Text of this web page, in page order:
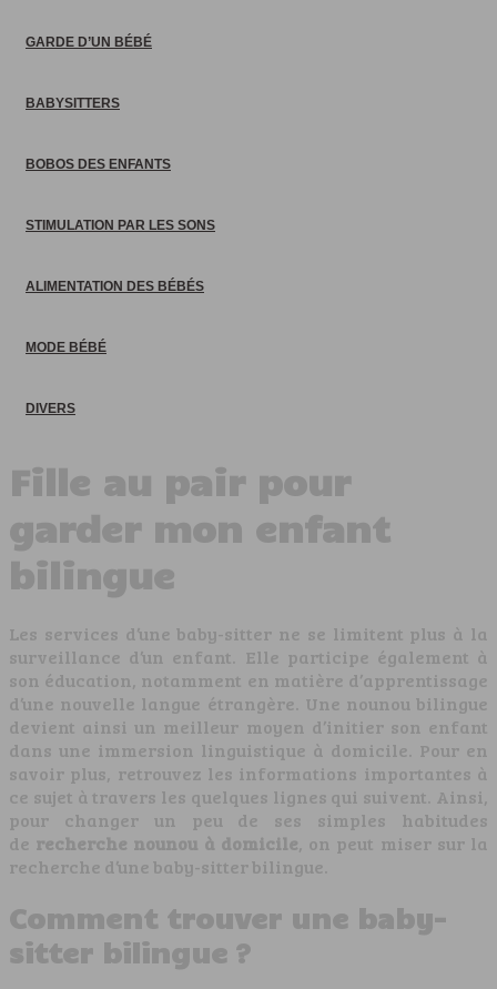
GARDE D’UN BÉBÉ
BABYSITTERS
BOBOS DES ENFANTS
STIMULATION PAR LES SONS
ALIMENTATION DES BÉBÉS
MODE BÉBÉ
DIVERS
Fille au pair pour
garder mon enfant
bilingue
Les services d’une baby-sitter ne se limitent plus à la
surveillance d’un enfant. Elle participe également à
son éducation, notamment en matière d’apprentissage
d’une nouvelle langue étrangère. Une nounou bilingue
devient ainsi un meilleur moyen d’initier son enfant
dans une immersion linguistique à domicile. Pour en
savoir plus, retrouvez les informations importantes à
ce sujet à travers les quelques lignes qui suivent. Ainsi,
pour changer un peu de ses simples habitudes
de recherche nounou à domicile , on peut miser sur la
recherche d’une baby-sitter bilingue.
Comment trouver une baby-
sitter bilingue ?